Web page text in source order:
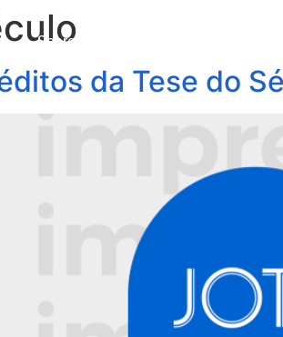
Sobre Nós
da Tese do